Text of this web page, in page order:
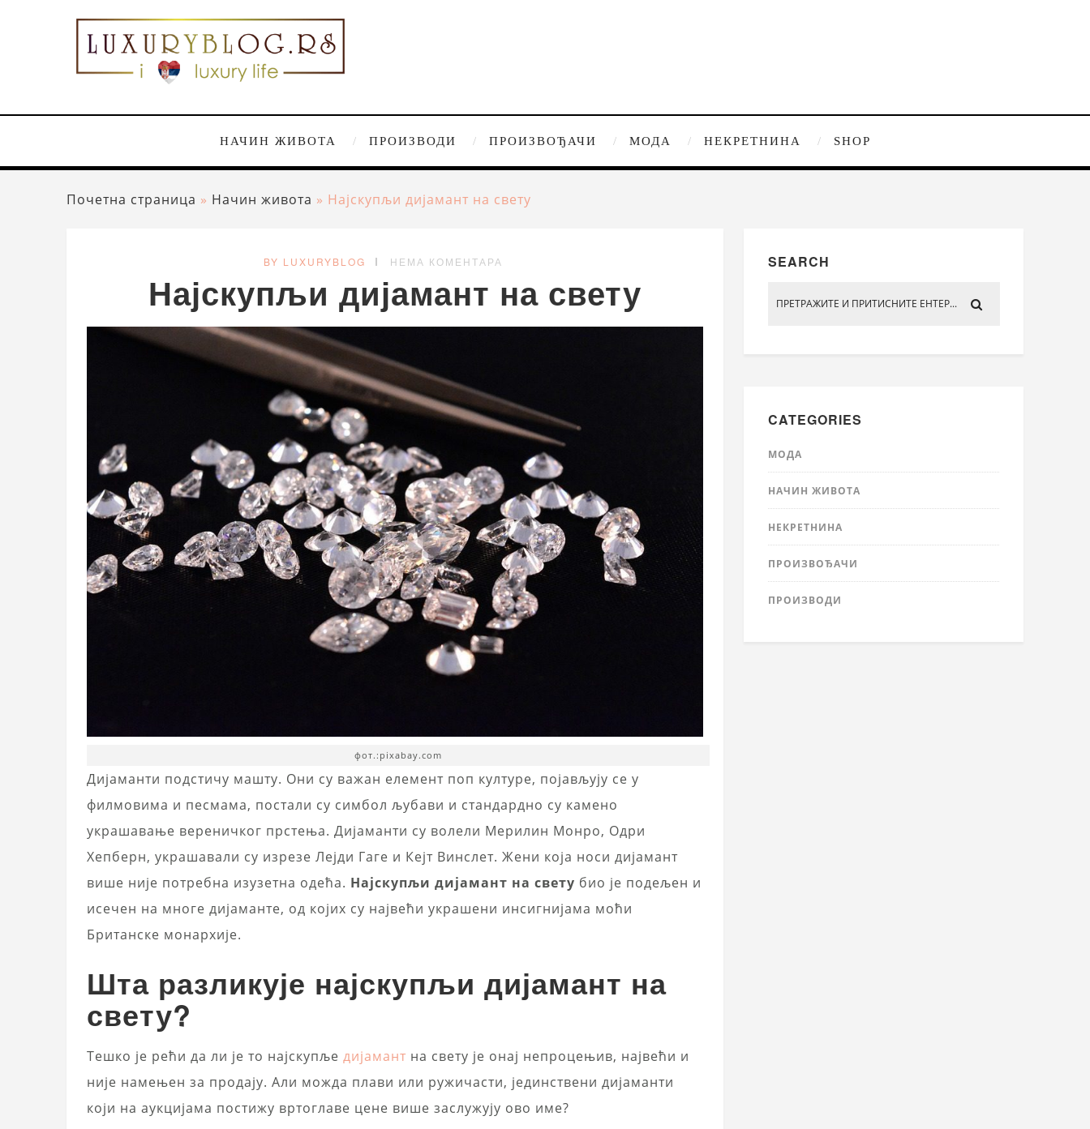
НАЧИН ЖИВОТА ПРОИЗВОДИ ПРОИЗВОЂАЧИ МОДА НЕКРЕТНИНА SHOP
Почетна страница » Начин живота » Најскупљи дијамант на свету
BY LUXURYBLOG НЕМА КОМЕНТАРА
Најскупљи дијамант на свету
фот.:pixabay.com
Дијаманти подстичу машту. Они су важан елемент поп културе, појављују се у
филмовима и песмама, постали су симбол љубави и стандардно су камено
украшавање вереничког прстења. Дијаманти су волели Мерилин Монро, Одри
Хепберн, украшавали су изрезе Лејди Гаге и Кејт Винслет. Жени која носи дијамант
више није потребна изузетна одећа. Најскупљи дијамант на свету био је подељен и
исечен на многе дијаманте, од којих су највећи украшени инсигнијама моћи
Британске монархије.
Шта разликује најскупљи дијамант на
свету?
Тешко је рећи да ли је то најскупље дијамант на свету је онај непроцењив, највећи и
није намењен за продају. Али можда плави или ружичасти, јединствени дијаманти
који на аукцијама постижу вртоглаве цене више заслужују ово име?
SEARCH
CATEGORIES
МОДА
НАЧИН ЖИВОТА
НЕКРЕТНИНА
ПРОИЗВОЂАЧИ
ПРОИЗВОДИ